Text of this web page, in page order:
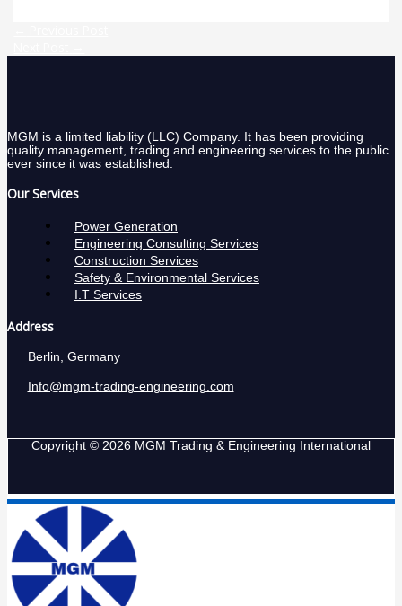
MGM is a limited liability (LLC) Company. It has been providing
quality management, trading and engineering services to the public
ever since it was established.
Our Services
Power Generation
Engineering Consulting Services
Construction Services
Safety & Environmental Services
I.T Services
Address
Berlin, Germany
Info@mgm-trading-engineering.com
Copyright © 2026 MGM Trading & Engineering International